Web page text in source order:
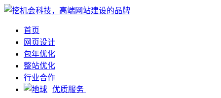
首页
网页设计
包年优化
整站优化
行业合作
优质服务